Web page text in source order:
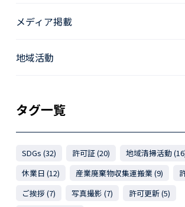
メディア掲載
地域活動
タグ一覧
SDGs (32) 許可証 (20)
地域清掃活動
休業日 (12)
産業廃棄物収集運搬業 (9)
ご挨拶 (7)
写真撮影 (7)
許可更新 (5)